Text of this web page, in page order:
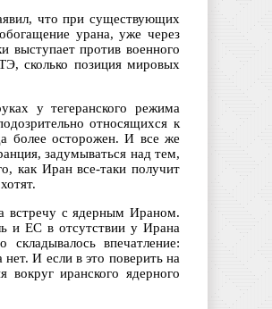
что при существующих
урана, уже через
выступает против военного
сколько позиция мировых
у тегеранского режима
относящихся к
более осторожен. И все же
задумываться над тем,
как Иран все-таки получит
встречу с ядерным Ираном.
и ЕС в отсутствии у Ирана
впечатление:
И если в это поверить на
вокруг иранского ядерного